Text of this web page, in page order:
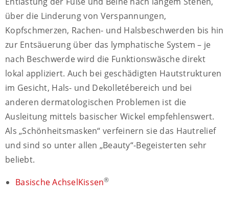
über die Linderung von Verspannungen,
Kopfschmerzen, Rachen- und Halsbeschwerden bis hin
zur Entsäuerung über das lymphatische System – je
nach Beschwerde wird die Funktionswäsche direkt
lokal appliziert. Auch bei geschädigten Hautstrukturen
im Gesicht, Hals- und Dekolletébereich und bei
anderen dermatologischen Problemen ist die
Ausleitung mittels basischer Wickel empfehlenswert.
Als „Schönheitsmasken“ verfeinern sie das Hautrelief
und sind so unter allen „Beauty“-Begeisterten sehr
beliebt.
Basische AchselKissen®